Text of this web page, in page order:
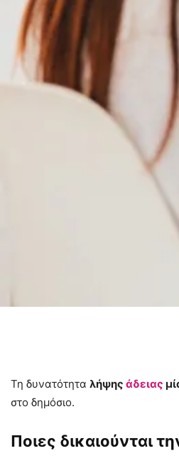
Τη δυνατότητα λήψης άδειας
στο δημόσιο.
Ποιες δικαιούνται